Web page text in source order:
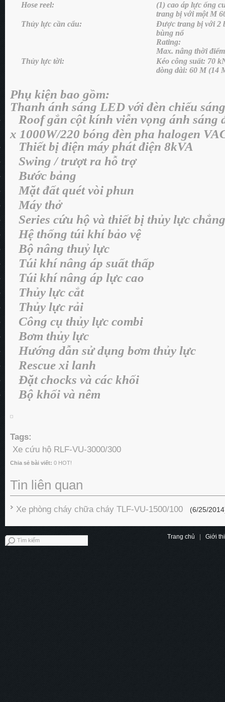
Hose reel:
(1) cao áp lực ống
trang bị với một M
Thủy lực cần cẩu:
Được trang bị với 2
bùng nổ
Rating:
Max. nâng thời
Thủy lực tời:
Kéo công suất: 70
dòng dài: 60 M (14
Phụ kiện bao gồm:
Thanh ánh sáng LED với đèn chiếu
Roof gắn cột kính viễn vọng ánh sáng
x 1000W/220 bóng đèn pha halogen
Thiết bị điện máy phát điện 8kVA
Swing / trượt ra hỗ trợ
Bước bảng
Mặt đất quét vòi phun
Máy thở
Series cứu hộ và thiết bị thủy lực
Hệ thống túi khí bảo vệ
Bộ nâng thuỷ lực
Túi khí nâng áp suất thấp
Túi khí nâng áp lực cao
Thủy lực cắt
Thủy lực rải
Công cụ thủy lực combi
Bơm thủy lực
Hướng dẫn sử dụng bơm thủy lực
Rescue xi lanh
Đặt chocks và các khối
Bộ khối và nêm
Tags:
Xe cứu hộ RLF-VU-3000/300
Chia sẻ bài viết: 0 HOT!
Tin liên quan
Xe phòng cháy chữa cháy TLF-VU-1500/100 (6/25/
Trang chủ Giới